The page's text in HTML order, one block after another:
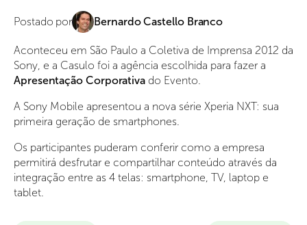
Postado por Bernardo Castello Branco
Aconteceu em São Paulo a Coletiva de Imprensa 2012 da
Sony, e a Casulo foi a agência escolhida para fazer a
Apresentação Corporativa do Evento.
A Sony Mobile apresentou a nova série Xperia NXT: sua
primeira geração de smartphones.
Os participantes puderam conferir como a empresa
permitirá desfrutar e compartilhar conteúdo através da
integração entre as 4 telas: smartphone, TV, laptop e
tablet.